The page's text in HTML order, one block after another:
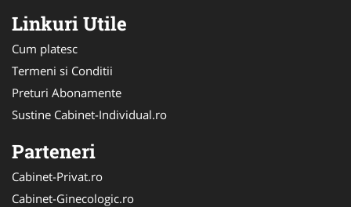
Linkuri Utile
Cum platesc
Termeni si Conditii
Preturi Abonamente
Sustine Cabinet-Individual.ro
Parteneri
Cabinet-Privat.ro
Cabinet-Ginecologic.ro